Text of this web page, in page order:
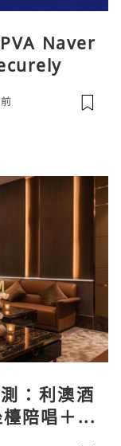
Naver
：利澳酒
陪唱＋水